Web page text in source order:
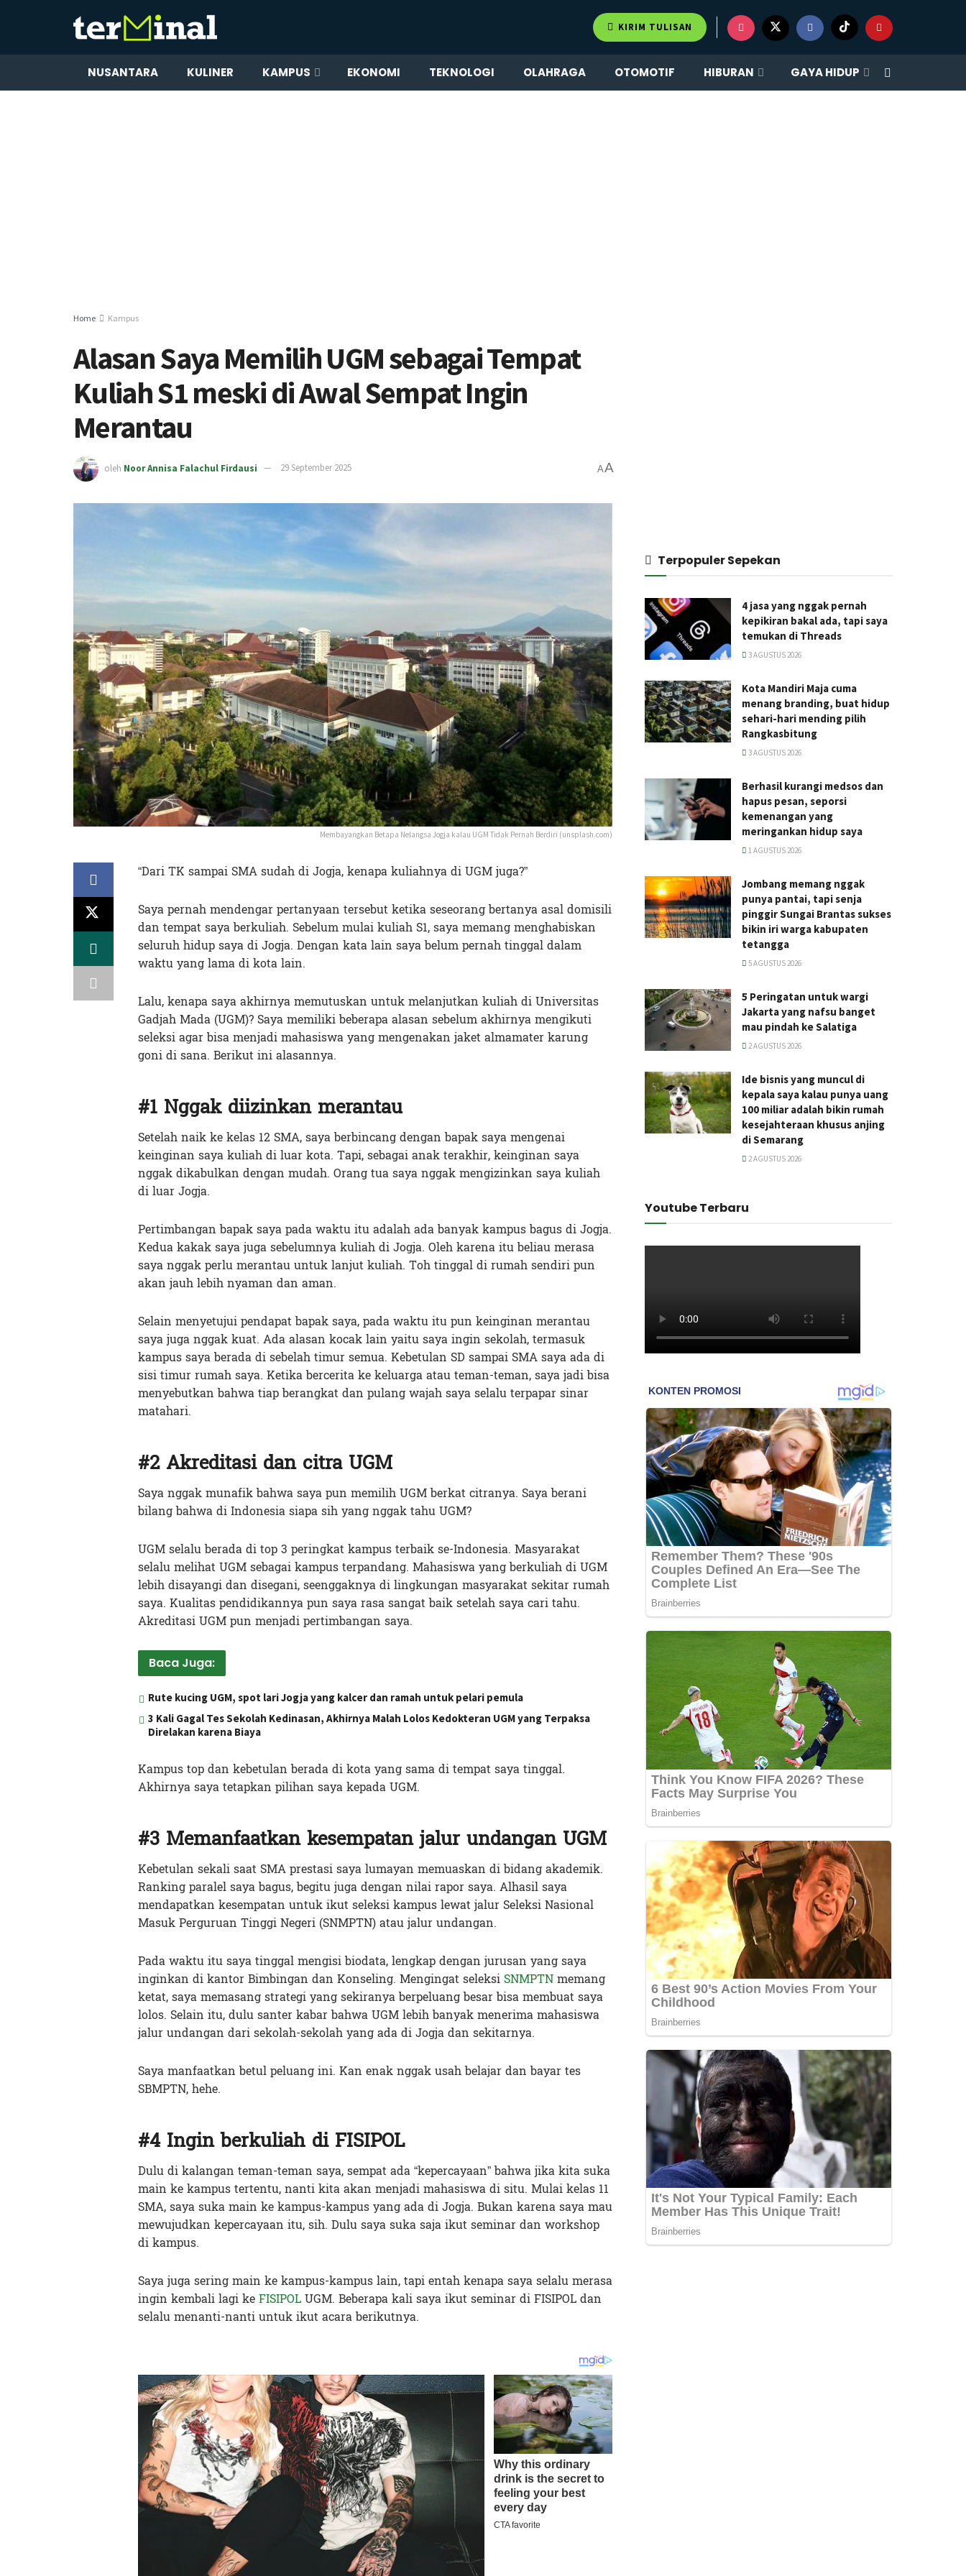
KIRIM TULISAN
NUSANTARA KULINER KAMPUS EKONOMI TEKNOLOGI OLAHRAGA OTOMOTIF HIBURAN GAYA HIDUP
Home Kampus
Alasan Saya Memilih UGM sebagai Tempat
Kuliah S1 meski di Awal Sempat Ingin
Merantau
oleh Noor Annisa Falachul Firdausi 29 September 2025 AA
Membayangkan Betapa Nelangsa Jogja kalau UGM Tidak Pernah Berdiri (unsplash.com)
“Dari TK sampai SMA sudah di Jogja, kenapa kuliahnya di UGM juga?”
Saya pernah mendengar pertanyaan tersebut ketika seseorang bertanya asal domisili
dan tempat saya berkuliah. Sebelum mulai kuliah S1, saya memang menghabiskan
seluruh hidup saya di Jogja. Dengan kata lain saya belum pernah tinggal dalam
waktu yang lama di kota lain.
Lalu, kenapa saya akhirnya memutuskan untuk melanjutkan kuliah di Universitas
Gadjah Mada (UGM)? Saya memiliki beberapa alasan sebelum akhirnya mengikuti
seleksi agar bisa menjadi mahasiswa yang mengenakan jaket almamater karung
goni di sana. Berikut ini alasannya.
#1 Nggak diizinkan merantau
Setelah naik ke kelas 12 SMA, saya berbincang dengan bapak saya mengenai
keinginan saya kuliah di luar kota. Tapi, sebagai anak terakhir, keinginan saya
nggak dikabulkan dengan mudah. Orang tua saya nggak mengizinkan saya kuliah
di luar Jogja.
Pertimbangan bapak saya pada waktu itu adalah ada banyak kampus bagus di Jogja.
Kedua kakak saya juga sebelumnya kuliah di Jogja. Oleh karena itu beliau merasa
saya nggak perlu merantau untuk lanjut kuliah. Toh tinggal di rumah sendiri pun
akan jauh lebih nyaman dan aman.
Selain menyetujui pendapat bapak saya, pada waktu itu pun keinginan merantau
saya juga nggak kuat. Ada alasan kocak lain yaitu saya ingin sekolah, termasuk
kampus saya berada di sebelah timur semua. Kebetulan SD sampai SMA saya ada di
sisi timur rumah saya. Ketika bercerita ke keluarga atau teman-teman, saya jadi bisa
menyebutkan bahwa tiap berangkat dan pulang wajah saya selalu terpapar sinar
matahari.
#2 Akreditasi dan citra UGM
Saya nggak munafik bahwa saya pun memilih UGM berkat citranya. Saya berani
bilang bahwa di Indonesia siapa sih yang nggak tahu UGM?
UGM selalu berada di top 3 peringkat kampus terbaik se-Indonesia. Masyarakat
selalu melihat UGM sebagai kampus terpandang. Mahasiswa yang berkuliah di UGM
lebih disayangi dan disegani, seenggaknya di lingkungan masyarakat sekitar rumah
saya. Kualitas pendidikannya pun saya rasa sangat baik setelah saya cari tahu.
Akreditasi UGM pun menjadi pertimbangan saya.
Baca Juga:
Rute kucing UGM, spot lari Jogja yang kalcer dan ramah untuk pelari pemula
3 Kali Gagal Tes Sekolah Kedinasan, Akhirnya Malah Lolos Kedokteran UGM yang Terpaksa
Direlakan karena Biaya
Kampus top dan kebetulan berada di kota yang sama di tempat saya tinggal.
Akhirnya saya tetapkan pilihan saya kepada UGM.
#3 Memanfaatkan kesempatan jalur undangan UGM
Kebetulan sekali saat SMA prestasi saya lumayan memuaskan di bidang akademik.
Ranking paralel saya bagus, begitu juga dengan nilai rapor saya. Alhasil saya
mendapatkan kesempatan untuk ikut seleksi kampus lewat jalur Seleksi Nasional
Masuk Perguruan Tinggi Negeri (SNMPTN) atau jalur undangan.
Pada waktu itu saya tinggal mengisi biodata, lengkap dengan jurusan yang saya
inginkan di kantor Bimbingan dan Konseling. Mengingat seleksi SNMPTNmemang
ketat, saya memasang strategi yang sekiranya berpeluang besar bisa membuat saya
lolos. Selain itu, dulu santer kabar bahwa UGM lebih banyak menerima mahasiswa
jalur undangan dari sekolah-sekolah yang ada di Jogja dan sekitarnya.
Saya manfaatkan betul peluang ini. Kan enak nggak usah belajar dan bayar tes
SBMPTN, hehe.
#4 Ingin berkuliah di FISIPOL
Dulu di kalangan teman-teman saya, sempat ada “kepercayaan” bahwa jika kita suka
main ke kampus tertentu, nanti kita akan menjadi mahasiswa di situ. Mulai kelas 11
SMA, saya suka main ke kampus-kampus yang ada di Jogja. Bukan karena saya mau
mewujudkan kepercayaan itu, sih. Dulu saya suka saja ikut seminar dan workshop
di kampus.
Saya juga sering main ke kampus-kampus lain, tapi entah kenapa saya selalu merasa
ingin kembali lagi keFISIPOLUGM. Beberapa kali saya ikut seminar di FISIPOL dan
selalu menanti-nanti untuk ikut acara berikutnya.
Terpopuler Sepekan
4 jasa yang nggak pernah
kepikiran bakal ada, tapi saya
temukan di Threads
3 AGUSTUS 2026
Kota Mandiri Maja cuma
menang branding, buat hidup
sehari-hari mending pilih
Rangkasbitung
3 AGUSTUS 2026
Berhasil kurangi medsos dan
hapus pesan, seporsi
kemenangan yang
meringankan hidup saya
1 AGUSTUS 2026
Jombang memang nggak
punya pantai, tapi senja
pinggir Sungai Brantas sukses
bikin iri warga kabupaten
tetangga
5 AGUSTUS 2026
5 Peringatan untuk wargi
Jakarta yang nafsu banget
mau pindah ke Salatiga
2 AGUSTUS 2026
Ide bisnis yang muncul di
kepala saya kalau punya uang
100 miliar adalah bikin rumah
kesejahteraan khusus anjing
di Semarang
2 AGUSTUS 2026
Youtube Terbaru